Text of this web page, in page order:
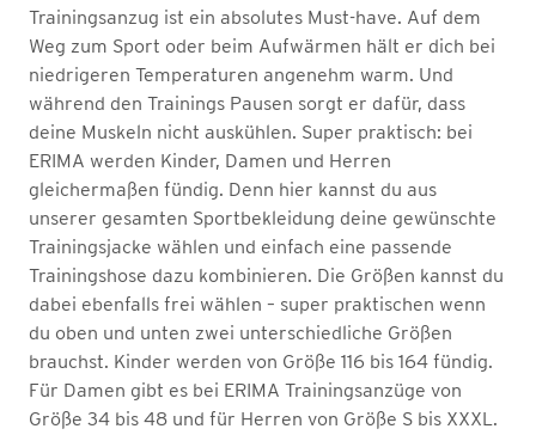
Trainingsanzug ist ein absolutes Must-have. Auf dem
Weg zum Sport oder beim Aufwärmen hält er dich bei
niedrigeren Temperaturen angenehm warm. Und
während den Trainings Pausen sorgt er dafür, dass
deine Muskeln nicht auskühlen. Super praktisch: bei
ERIMA werden Kinder, Damen und Herren
gleichermaßen fündig. Denn hier kannst du aus
unserer gesamten Sportbekleidung deine gewünschte
Trainingsjacke wählen und einfach eine passende
Trainingshose dazu kombinieren. Die Größen kannst du
dabei ebenfalls frei wählen – super praktischen wenn
du oben und unten zwei unterschiedliche Größen
brauchst. Kinder werden von Größe 116 bis 164 fündig.
Für Damen gibt es bei ERIMA Trainingsanzüge von
Größe 34 bis 48 und für Herren von Größe S bis XXXL.